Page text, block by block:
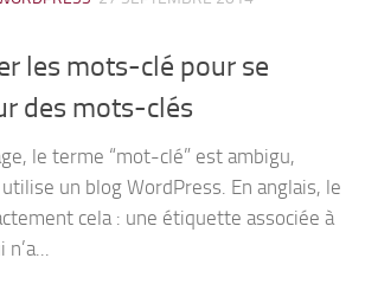
les mots-clé pour se
des mots-clés
le terme “mot-clé” est ambigu,
un blog WordPress. En anglais, le
cela : une étiquette associée à